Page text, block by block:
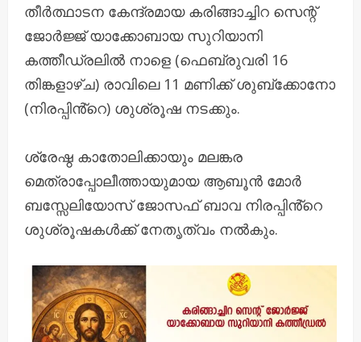
തീർത്ഥാടന കേന്ദ്രമായ കരിങ്ങാച്ചിറ സെന്റ്
ജോർജ്ജ് യാക്കോബായ സുറിയാനി
കത്തീഡ്രലിൽ നാളെ (ഫെബ്രുവരി 16
തിങ്കളാഴ്ച) രാവിലെ 11 മണിക്ക്‌ ശുബ്ക്കോനോ
(നിരപ്പിൻ്റെ) ശുശ്രൂഷ നടക്കും.
ശ്രേഷ്ഠ കാതോലിക്കായും മലങ്കര
മെത്രാപ്പോലീത്തായുമായ ആബൂൻ മോർ
ബസ്സേലിയോസ് ജോസഫ് ബാവ നിരപ്പിൻ്റെ
ശുശ്രൂഷകൾക്ക് നേതൃത്വം നൽകും.